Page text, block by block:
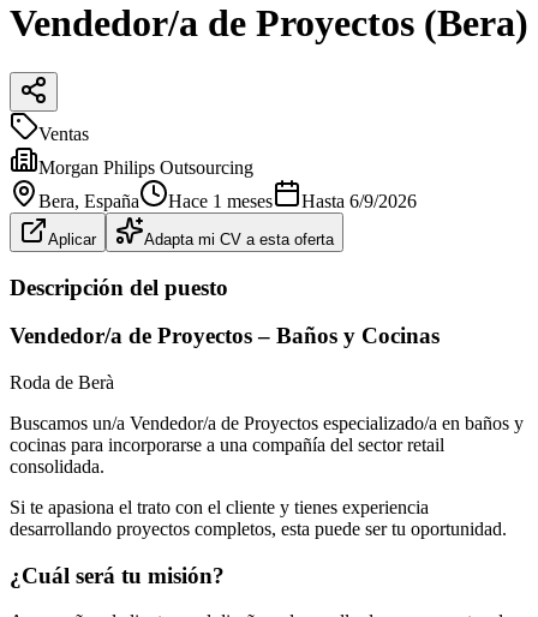
Vendedor/a de Proyectos (Bera)
Ventas
Morgan Philips Outsourcing
Bera, España Hace 1 meses Hasta 6/9/2026
Aplicar Adapta mi CV a esta oferta
Descripción del puesto
Vendedor/a de Proyectos – Baños y Cocinas
Roda de Berà
Buscamos un/a Vendedor/a de Proyectos especializado/a en baños y
cocinas para incorporarse a una compañía del sector retail
consolidada.
Si te apasiona el trato con el cliente y tienes experiencia
desarrollando proyectos completos, esta puede ser tu oportunidad.
¿Cuál será tu misión?